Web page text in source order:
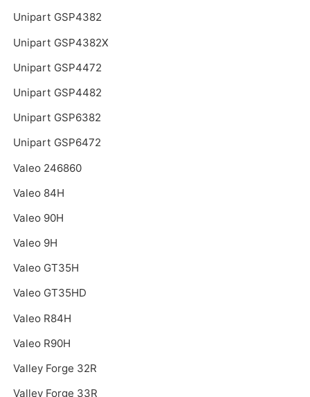
Unipart GSP4382
Unipart GSP4382X
Unipart GSP4472
Unipart GSP4482
Unipart GSP6382
Unipart GSP6472
Valeo 246860
Valeo 84H
Valeo 90H
Valeo 9H
Valeo GT35H
Valeo GT35HD
Valeo R84H
Valeo R90H
Valley Forge 32R
Valley Forge 33R